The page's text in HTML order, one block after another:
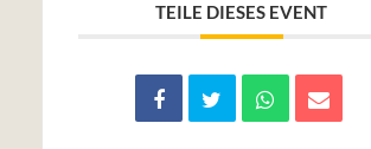
TEILE DIESES EVENT